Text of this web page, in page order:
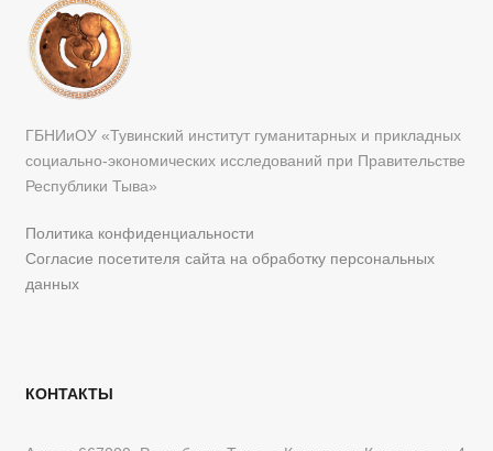
ГБНИиОУ «Тувинский институт гуманитарных и прикладных
социально-экономических исследований при Правительстве
Республики Тыва»
Политика конфиденциальности
Согласие посетителя сайта на обработку персональных
данных
КОНТАКТЫ